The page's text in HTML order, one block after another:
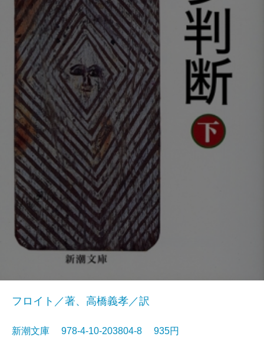
フロイト／著、高橋義孝／訳
新潮文庫 978-4-10-203804-8 935円